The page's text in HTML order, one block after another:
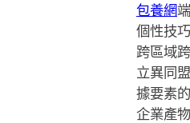
包養網
個性技
跨區域
立異同
據要素
企業產